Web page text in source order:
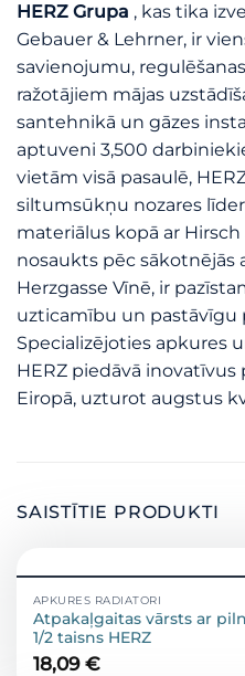
HERZ Grupa , kas tika
Gebauer & Lehrner, ir
savienojumu,
ražotājiem mājas
santehnikā un gāzes
aptuveni 3,500
vietām visā pasaulē,
siltumsūkņu nozares
materiālus kopā ar
nosaukts pēc sākotnējās
Herzgasse Vīnē, ir
uzticamību un pastāvīgu
Specializējoties apkures
HERZ piedāvā
Eiropā, uzturot augstus
SAISTĪTIE PRODUKTI
APKURES RADIATORI
Atpakaļgaitas vārsts ar
1/2 taisns HERZ
18,09 €